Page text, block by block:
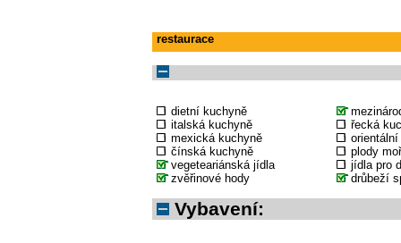
restaurace
dietní kuchyně
italská kuchyně
řecká
mexická kuchyně
čínská kuchyně
plody
vegeteariánská jídla
jídla pro
zvěřinové hody
drůbeží
Vybavení: